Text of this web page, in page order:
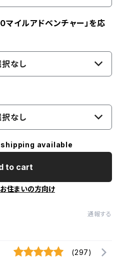
マイルアドベンチャー」を応
択なし
択なし
available
to cart
住まいの方向け
通報する
(297)